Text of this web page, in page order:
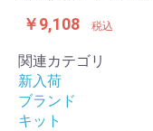
￥9,108 税込
関連カテゴリ
新入荷
ブランド
キット